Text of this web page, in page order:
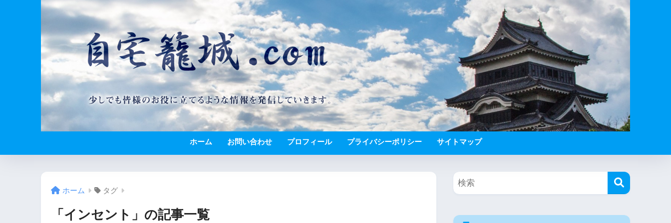
ホーム お問い合わせ プロフィール プライバシーポリシー サイトマップ
ホーム タグ
「インセント」の記事一覧